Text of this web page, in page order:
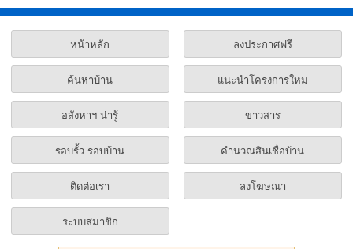
หน้าหลัก ลงประกาศฟรี
ค้นหาบ้าน แนะนำโครงการใหม่
อสังหาฯ น่ารู้ ข่าวสาร
รอบรั้ว รอบบ้าน คำนวณสินเชื่อบ้าน
ติดต่อเรา ลงโฆษณา
ระบบสมาชิก